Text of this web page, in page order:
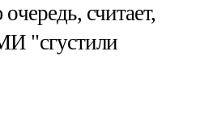
считает,
"сгустили